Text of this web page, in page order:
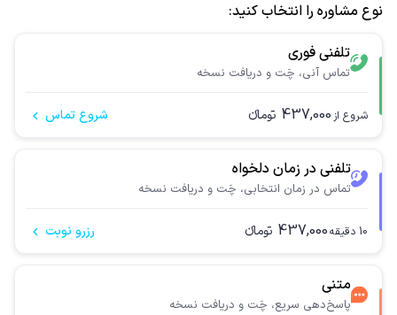
نوع مشاوره را انتخاب کنید:
تلفنی فوری
تماس آنی، چَت و دریافت نسخه
شروع از 437,000 تومانء شروع تماس
تلفنی در زمان دلخواه
تماس در زمان انتخابی، چَت و دریافت نسخه
10 دقیقه437,000 تومانء رزرو نوبت
متنی
پاسخ‌دهی سریع، چَت و دریافت نسخه